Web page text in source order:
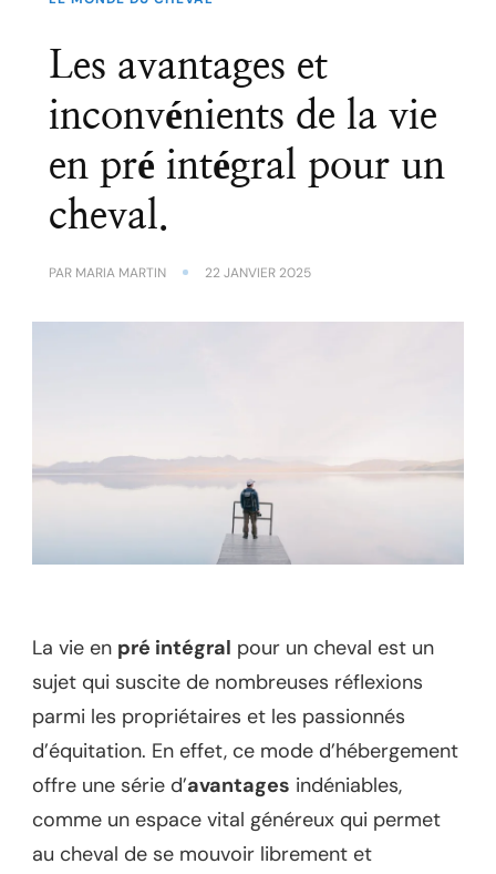
Les avantages et
inconvénients de la vie
en pré intégral pour un
cheval.
PAR MARIA MARTIN 22 JANVIER 2025
La vie en pré intégral pour un cheval est un
sujet qui suscite de nombreuses réflexions
parmi les propriétaires et les passionnés
d’équitation. En effet, ce mode d’hébergement
offre une série d’avantages indéniables,
comme un espace vital généreux qui permet
au cheval de se mouvoir librement et